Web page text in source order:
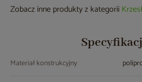
Zobacz inne produkty z kategorii
Materiał konstrukcyjny